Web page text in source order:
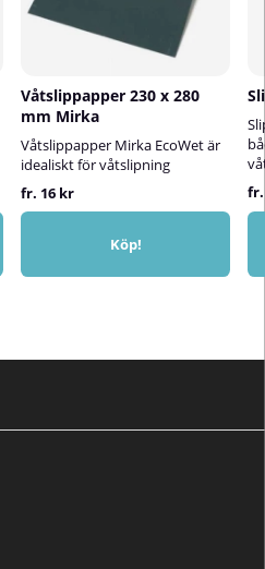
Våtslippapper 230 x 280
mm Mirka
Våtslippapper Mirka EcoWet är
idealiskt för våtslipning
fr. 16 kr
Köp!
fr.